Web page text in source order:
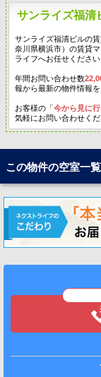
サンライズ福清
サンライズ福清ビルの
奈川県横浜市）の賃貸
ライフへお任せください
年間お問い合わせ数
報から最新の物件情報
お客様の「今から見に行
気軽にお問い合わせくだ
この物件の空室一